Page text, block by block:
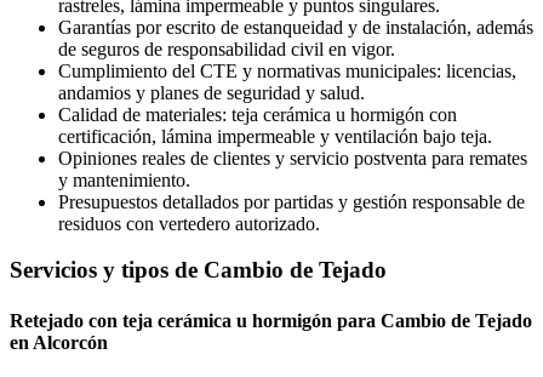
rastreles, lámina impermeable y puntos singulares.
Garantías por escrito de estanqueidad y de instalación, además
de seguros de responsabilidad civil en vigor.
Cumplimiento del CTE y normativas municipales: licencias,
andamios y planes de seguridad y salud.
Calidad de materiales: teja cerámica u hormigón con
certificación, lámina impermeable y ventilación bajo teja.
Opiniones reales de clientes y servicio postventa para remates
y mantenimiento.
Presupuestos detallados por partidas y gestión responsable de
residuos con vertedero autorizado.
Servicios y tipos de Cambio de Tejado
Retejado con teja cerámica u hormigón para Cambio de Tejado
en Alcorcón